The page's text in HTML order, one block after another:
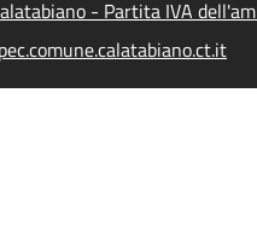
- Partita IVA